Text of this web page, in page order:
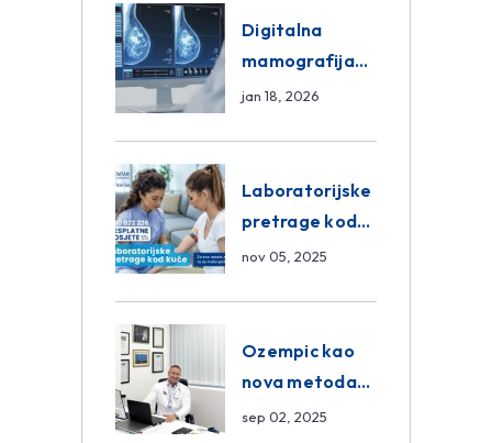
Group
Digitalna
mamografija
Sarajevo –
Centar
Poliklinika
jan 18, 2026
Laboratorijske
pretrage kod
kuće – novo u
Poliklinici
nov 05, 2025
Ozempic kao
nova metoda
mršavljenja: da
sep 02, 2025